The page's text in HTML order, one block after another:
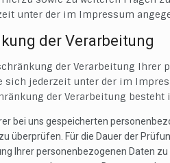
unter der im Impressum
der Verarbeitung
der Verarbeitung Ihrer
sich jederzeit unter der im
der Verarbeitung
bei uns gespeicherten
überprüfen. Für die Dauer der
Ihrer personenbezogenen Daten zu